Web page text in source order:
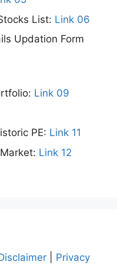
List: Link 06
Updation Form
Link 09
PE: Link 11
Link 12
| Privacy